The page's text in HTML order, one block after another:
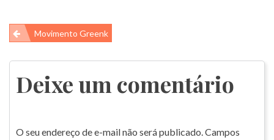
Navegação
de
Post
Movimento Greenk
Deixe um comentário
O seu endereço de e-mail não será publicado.Campos